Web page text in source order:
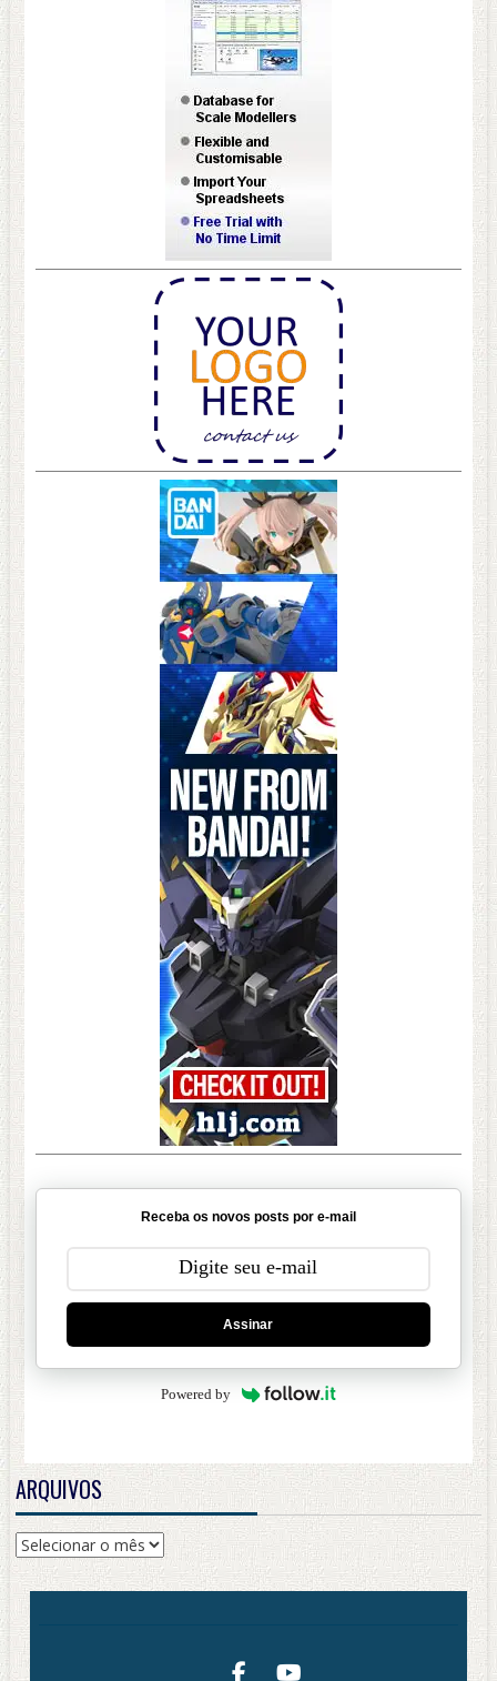
Receba os novos posts por e-mail
Assinar
Powered by
ARQUIVOS
Arquivos